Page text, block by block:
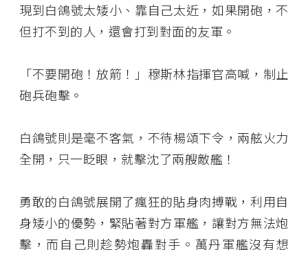
現到白鴿號太矮小、靠自己太近，如果開砲，不
但打不到的人，還會打到對面的友軍。
「不要開砲！放箭！」穆斯林指揮官高喊，制止
砲兵砲擊。
白鴿號則是毫不客氣，不待楊頌下令，兩舷火力
全開，只一眨眼，就擊沈了兩艘敵艦！
勇敢的白鴿號展開了瘋狂的貼身肉搏戰，利用自
身矮小的優勢，緊貼著對方軍艦，讓對方無法炮
擊，而自己則趁勢炮轟對手。萬丹軍艦沒有想